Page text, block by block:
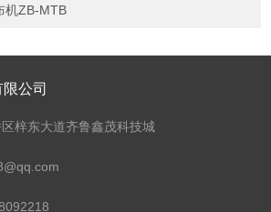
机ZB-MTB
公司
梓东大道齐鲁鑫茂科技城